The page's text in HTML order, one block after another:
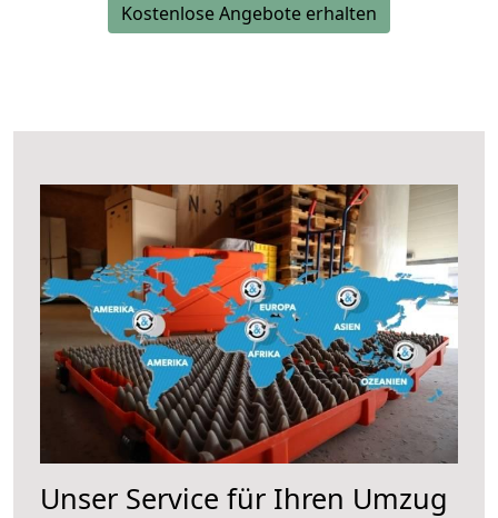
Kostenlose Angebote erhalten
Unser Service für Ihren Umzug